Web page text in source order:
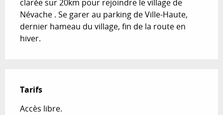
clarée sur 20km pour rejoindre le village de
Névache . Se garer au parking de Ville-Haute,
dernier hameau du village, fin de la route en
hiver.
Tarifs
Accès libre.